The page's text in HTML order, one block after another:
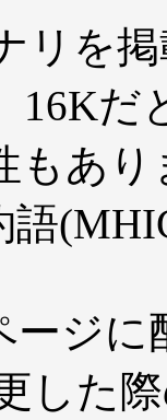
リを
16Kだ
もあり
ージ
した